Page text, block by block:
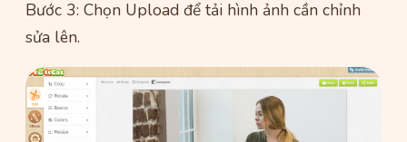
Bước 3: Chọn Upload để tải hình ảnh cần chỉnh
sửa lên.